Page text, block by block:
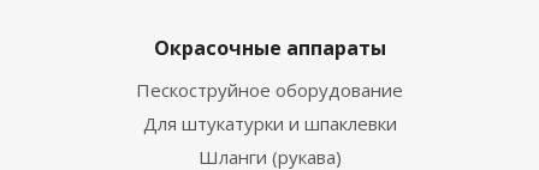
Окрасочные аппараты
Пескоструйное оборудование
Для штукатурки и шпаклевки
Шланги (рукава)